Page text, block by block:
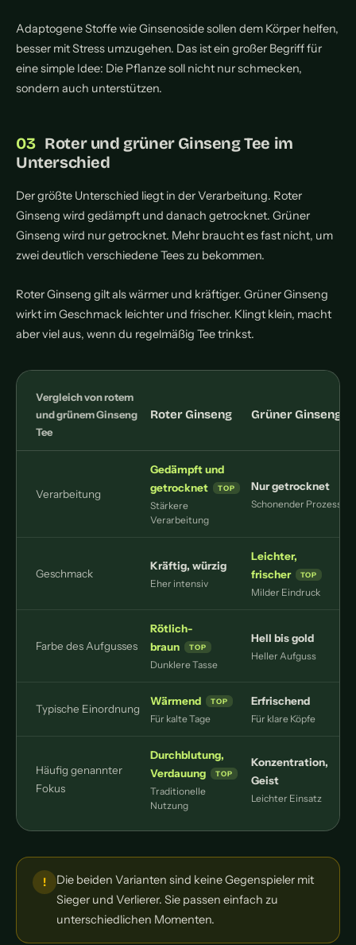
Adaptogene Stoffe wie Ginsenoside sollen dem Körper helfen,
besser mit Stress umzugehen. Das ist ein großer Begriff für
eine simple Idee: Die Pflanze soll nicht nur schmecken,
sondern auch unterstützen.
Roter und grüner Ginseng Tee im
Unterschied
Der größte Unterschied liegt in der Verarbeitung. Roter
Ginseng wird gedämpft und danach getrocknet. Grüner
Ginseng wird nur getrocknet. Mehr braucht es fast nicht, um
zwei deutlich verschiedene Tees zu bekommen.
Roter Ginseng gilt als wärmer und kräftiger. Grüner Ginseng
wirkt im Geschmack leichter und frischer. Klingt klein, macht
aber viel aus, wenn du regelmäßig Tee trinkst.
Vergleich von rotem
und grünem Ginseng
Tee
Roter Ginseng Grüner Ginseng
Verarbeitung
Gedämpft und
getrocknet
Stärkere
Verarbeitung
Nur getrocknet
Schonender Prozess
Geschmack
Kräftig, würzig
Eher intensiv
Leichter,
frischer
Milder Eindruck
Farbe des Aufgusses
Rötlich-
braun
Dunklere Tasse
Hell bis gold
Heller Aufguss
Typische Einordnung
Wärmend
Für kalte Tage
Erfrischend
Für klare Köpfe
Häufig genannter
Fokus
Durchblutung,
Verdauung
Traditionelle
Nutzung
Konzentration,
Geist
Leichter Einsatz
Die beiden Varianten sind keine Gegenspieler mit
Sieger und Verlierer. Sie passen einfach zu
unterschiedlichen Momenten.